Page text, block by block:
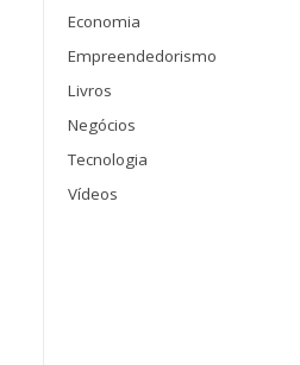
Economia
Empreendedorismo
Livros
Negócios
Tecnologia
Vídeos